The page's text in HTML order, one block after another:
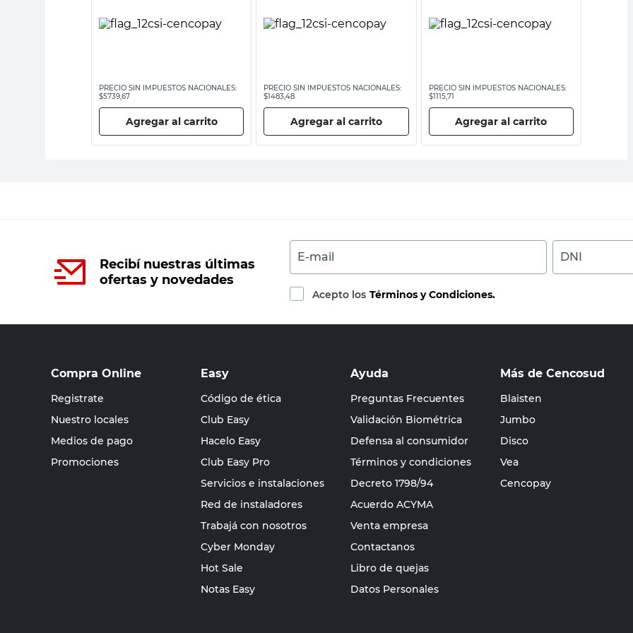
PRECIO SIN IMPUESTOS NACIONALES:
$5739,67
Agregar al carrito
PRECIO SIN IMPUESTOS NACIONALES:
$1483,48
Agregar al carrito
PRECIO SIN IMPUESTOS NACIONALES:
$1115,71
Agregar al carrito
Recibí nuestras últimas
ofertas y novedades
E-mail DNI
Acepto los Términos y Condiciones.
Compra Online
Registrate
Nuestro locales
Medios de pago
Promociones
Easy
Código de ética
Club Easy
Hacelo Easy
Club Easy Pro
Servicios e instalaciones
Red de instaladores
Trabajá con nosotros
Cyber Monday
Hot Sale
Notas Easy
Ayuda
Preguntas Frecuentes
Validación Biométrica
Defensa al consumidor
Términos y condiciones
Decreto 1798/94
Acuerdo ACYMA
Venta empresa
Contactanos
Libro de quejas
Datos Personales
Más de Cencosud
Blaisten
Jumbo
Disco
Vea
Cencopay